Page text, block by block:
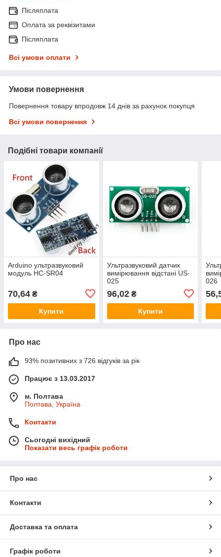
Післяплата
Оплата за реквізитами
Післяплата
Всі умови оплати
Умови повернення
Повернення товару впродовж 14 днів за рахунок покупця
Всі умови повернення
Подібні товари компанії
Arduino ультразвуковий
модуль HC-SR04
70,64 ₴
Купити
Ультразвуковий датчик
вимірювання відстані US-
025
96,02₴
Купити
026
Про нас
93% позитивних з 726 відгуків за рік
Працює з 13.03.2017
м. Полтава
Полтава, Україна
Контакти
Сьогодні вихідний
Показати весь графік роботи
Про нас
Контакти
Доставка та оплата
Графік роботи